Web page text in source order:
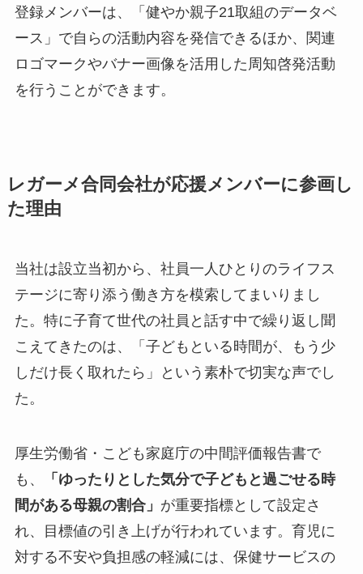
登録メンバーは、「健やか親子21取組のデータベ
ース」で自らの活動内容を発信できるほか、関連
ロゴマークやバナー画像を活用した周知啓発活動
を行うことができます。
レガーメ合同会社が応援メンバーに参画し
た理由
当社は設立当初から、社員一人ひとりのライフス
テージに寄り添う働き方を模索してまいりまし
た。特に子育て世代の社員と話す中で繰り返し聞
こえてきたのは、「子どもといる時間が、もう少
しだけ長く取れたら」という素朴で切実な声でし
た。
厚生労働省・こども家庭庁の中間評価報告書で
も、
「ゆったりとした気分で子どもと過ごせる時
間がある母親の割合」 が重要指標として設定さ
れ、目標値の引き上げが行われています。育児に
対する不安や負担感の軽減には、保健サービスの